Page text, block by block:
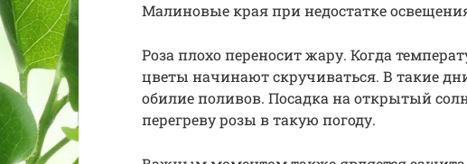
Малиновые края при недостатке
Роза плохо переносит жару. Когда
цветы начинают скручиваться. В такие
обилие поливов. Посадка на открытый
перегреву розы в такую погоду.